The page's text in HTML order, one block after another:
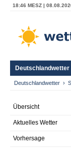
18:46 MESZ |
Deutschlandwetter
Deutschlandwetter
Übersicht
Aktuelles Wetter
Vorhersage